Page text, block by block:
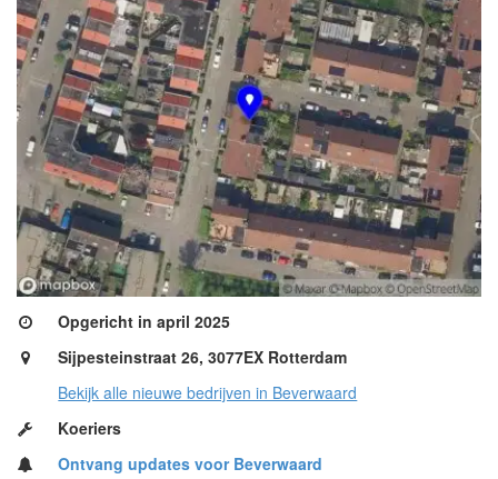
Opgericht in april 2025
Sijpesteinstraat 26, 3077EX Rotterdam
Bekijk alle nieuwe bedrijven in Beverwaard
Koeriers
Ontvang updates voor Beverwaard